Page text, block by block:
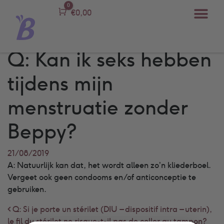
Carro
0
€0,00
Q: Kan ik seks hebben
tijdens mijn
menstruatie zonder
Beppy?
21/08/2019
A: Natuurlijk kan dat, het wordt alleen zo’n kliederboel.
Vergeet ook geen condooms en/of anticonceptie te
gebruiken.
Post navigation
Q: Si je porte un stérilet (DIU – dispositif intra – uterin),
le fil du stérilet ne risque-t-il pas de coller au tampon?